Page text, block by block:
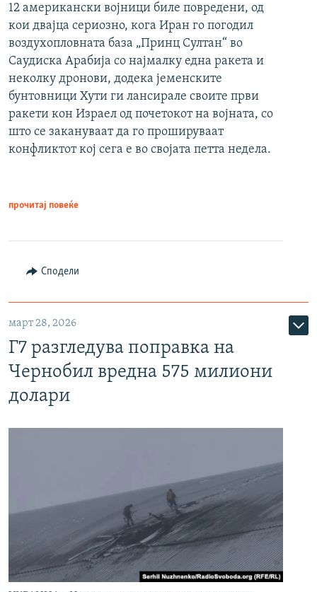
12 американски војници биле повредени, од
кои двајца сериозно, кога Иран го погодил
воздухопловната база „Принц Султан“ во
Саудиска Арабија со најмалку една ракета и
неколку дронови, додека јеменските
бунтовници Хути ги лансирале своите први
ракети кон Израел од почетокот на војната, со
што се закануваат да го прошируваат
конфликтот кој сега е во својата петта недела.
прочитај повеќе
Сподели
март 28, 2026
Г7 разгледува поправка на
Чернобил вредна 575 милиони
долари